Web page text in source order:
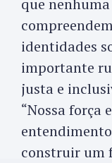
que
identidades
importante
justa e
“Nossa força
construir um